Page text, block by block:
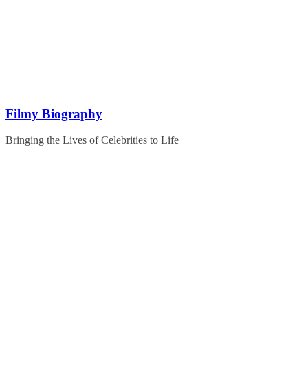
Filmy Biography
Bringing the Lives of Celebrities to Life